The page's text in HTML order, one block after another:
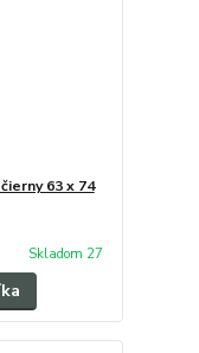
63 x 74
Skladom 27